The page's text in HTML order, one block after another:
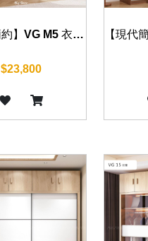
【現代簡約】VG M5 衣櫃 120/140/160/180/200cm
$23,800